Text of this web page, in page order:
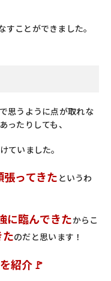
すことができました。
思うように点が取れな
ったりしても、
ていました。
ってきた というわ
に臨んできたからこ
のだと思います！
紹介🚩